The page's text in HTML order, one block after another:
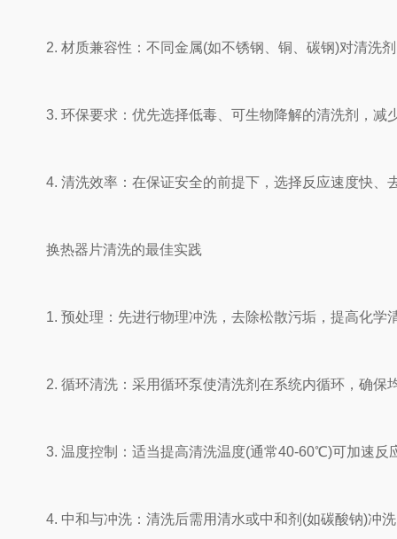
2. 材质兼容性：不同金属(如不锈钢、铜、碳钢)对清洗剂
3. 环保要求：优先选择低毒、可生物降解的清洗剂，减
4. 清洗效率：在保证安全的前提下，选择反应速度快、
换热器片清洗的最佳实践
1. 预处理：先进行物理冲洗，去除松散污垢，提高化学
2. 循环清洗：采用循环泵使清洗剂在系统内循环，确保
3. 温度控制：适当提高清洗温度(通常40-60℃)可加速反
4. 中和与冲洗：清洗后需用清水或中和剂(如碳酸钠)冲洗